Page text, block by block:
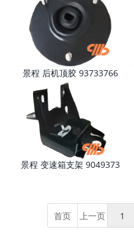
景程 后机顶胶 93733766
景程 变速箱支架 9049373
首页 上一页 1